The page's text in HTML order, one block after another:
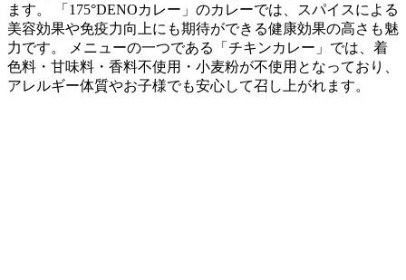
ます。 「175°DENOカレー」のカレーでは、スパイスによる
美容効果や免疫力向上にも期待ができる健康効果の高さも魅
力です。 メニューの一つである「チキンカレー」では、着
色料・甘味料・香料不使用・小⻨粉が不使用となっており、
アレルギー体質やお子様でも安心して召し上がれます。